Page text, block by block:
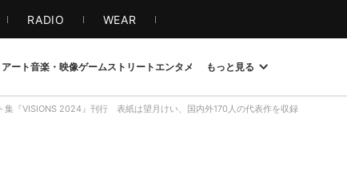
RADIO WEAR
ート音楽・映像ゲームストリート エンタメ もっと見る
集『VISIONS 2024』刊行 表紙は望月けい、国内外170人の代表作を収録